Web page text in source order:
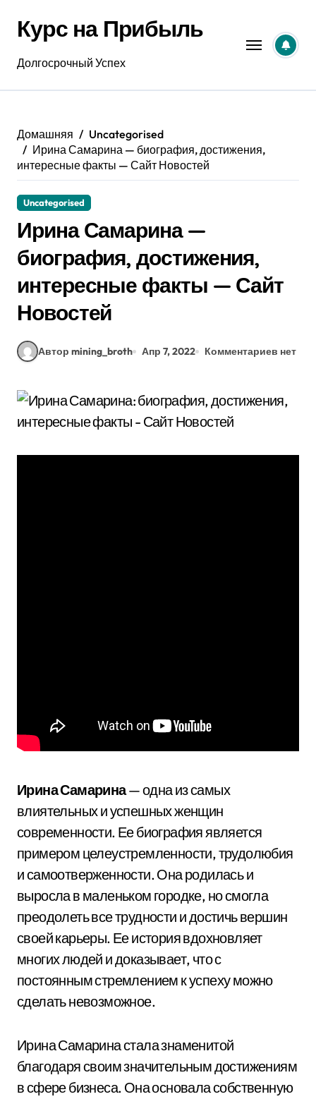
содержанию
Курс на Прибыль
Долгосрочный Успех
Домашняя
Uncategorised
Ирина Самарина — биография, достижения,
интересные факты — Сайт Новостей
Uncategorised
Ирина Самарина —
биография, достижения,
интересные факты — Сайт
Новостей
Автор mining_broth Апр 7, 2022 Комментариев нет
Ирина Самарина— одна из самых
влиятельных и успешных женщин
современности. Ее биография является
примером целеустремленности, трудолюбия
и самоотверженности. Она родилась и
выросла в маленьком городке, но смогла
преодолеть все трудности и достичь вершин
своей карьеры. Ее история вдохновляет
многих людей и доказывает, что с
постоянным стремлением к успеху можно
сделать невозможное.
Ирина Самарина стала знаменитой
благодаря своим значительным достижениям
в сфере бизнеса. Она основала собственную